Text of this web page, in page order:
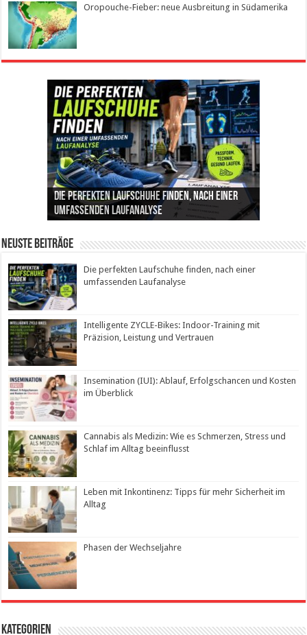
Oropouche-Fieber: neue Ausbreitung in Südamerika
Die perfekten Laufschuhe finden, nach einer
umfassenden Laufanalyse
Intelligente ZYCLE-Bikes: Indoor-Training mit
Präzision, Leistung und Vertrauen
Insemination (IUI): Ablauf, Erfolgschancen und
Kosten im Überblick
Cannabis als Medizin: Wie es Schmerzen, Stress
und Schlaf im Alltag beeinflusst
Leben mit Inkontinenz: Tipps für mehr
Sicherheit im Alltag
Neuste Beiträge
Die perfekten Laufschuhe finden, nach einer
umfassenden Laufanalyse
Intelligente ZYCLE-Bikes: Indoor-Training mit
Präzision, Leistung und Vertrauen
Insemination (IUI): Ablauf, Erfolgschancen und Kosten
im Überblick
Cannabis als Medizin: Wie es Schmerzen, Stress und
Schlaf im Alltag beeinflusst
Leben mit Inkontinenz: Tipps für mehr Sicherheit im
Alltag
Phasen der Wechseljahre
Kategorien